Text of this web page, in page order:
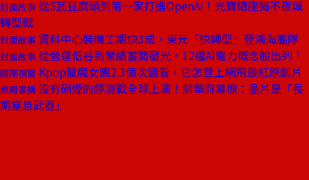
封面故事 從5瓦豆腐頭到第一家打進OpenAI！光寶總座揭不夜城
轉型戰
封面故事 資料中心裝機工期快3成，東元「快轉型」登鴻海艦隊
封面故事 從營運低谷到業績蓄勢發光，12檔AI電力概念股出列！
國際視窗 Kpop獵魔女團2.3億次觀看，它怎登上網飛最紅原創片
商周書摘 沒有硝煙的經濟戰全球上演！前華府幕僚：晶片是「長
期窒息武器」